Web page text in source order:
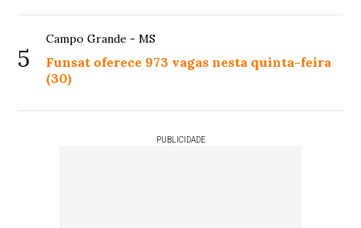
5
Campo Grande - MS
Funsat oferece 973 vagas nesta quinta-feira
(30)
PUBLICIDADE